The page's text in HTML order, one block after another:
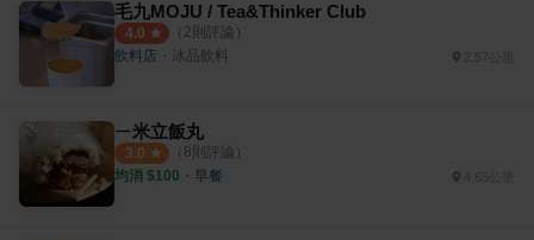
毛九MOJU / Tea&Thinker Club
4.0 （ 2則評論）
飲料店 ・ 冰品飲料 2.57公里
ㄧ米立飯丸
3.0 （ 8則評論）
均消 $100 ・ 早餐 4.65公里